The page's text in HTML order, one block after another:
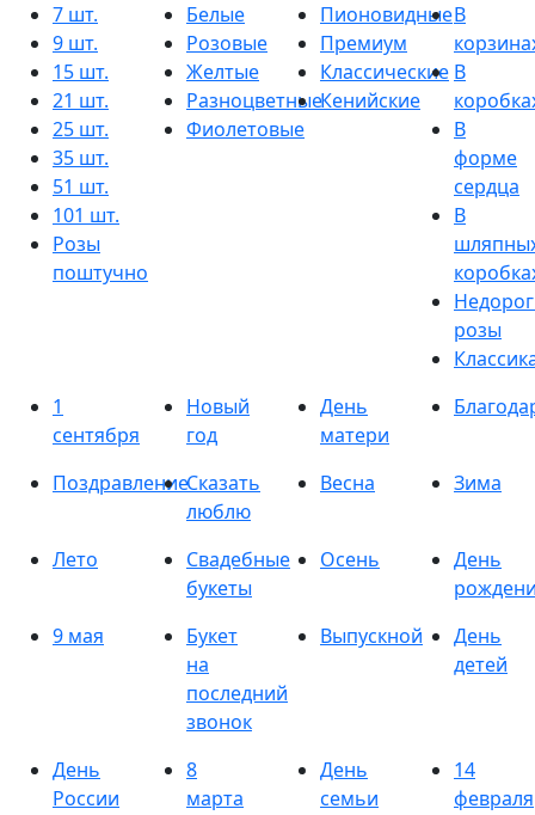
7 шт.
9 шт.
15 шт.
21 шт.
25 шт.
35 шт.
51 шт.
101 шт.
Розы
поштучно
Белые
Розовые
Желтые
Разноцветные
Фиолетовые
Пионовидные
Премиум
Классические
Кенийские
В
В
В
форме
сердца
В
розы
1
сентября
Новый
год
День
матери
ПоздравлениеСказать
люблю
Весна Зима
Лето
Свадебные
букеты
Осень
День
9 мая
Букет
на
последний
звонок
Выпускной
День
детей
День
России
8
марта
День
семьи
14
февраля